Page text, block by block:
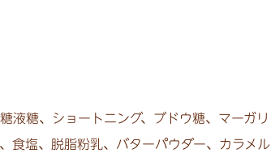
液糖、ショートニング、ブドウ糖、マーガリ
食塩、脱脂粉乳、バターパウダー、カラメル